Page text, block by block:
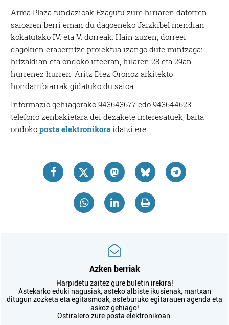
Arma Plaza fundazioak Ezagutu zure hiriaren datorren
saioaren berri eman du dagoeneko Jaizkibel mendian
kokatutako IV. eta V. dorreak. Hain zuzen, dorreei
dagokien eraberritze proiektua izango dute mintzagai
hitzaldian eta ondoko irteeran, hilaren 28 eta 29an
hurrenez hurren. Aritz Diez Oronoz arkitekto
hondarribiarrak gidatuko du saioa.
Informazio gehiagorako 943643677 edo 943644623
telefono zenbakietara dei dezakete interesatuek, baita
ondokoposta elektronikora idatzi ere.
Azken berriak
Harpidetu zaitez gure buletin irekira!
Astekarko eduki nagusiak, asteko albiste ikusienak, martxan
ditugun zozketa eta egitasmoak, asteburuko egitarauen agenda eta
askoz gehiago!
Ostiralero zure posta elektronikoan.